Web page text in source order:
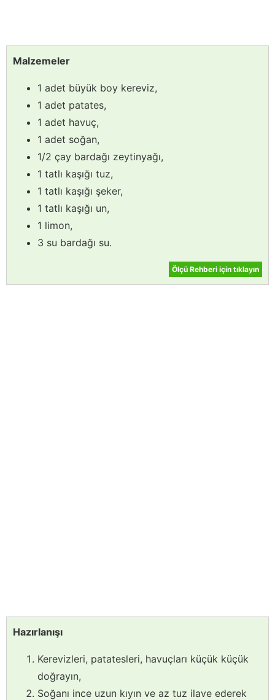
Malzemeler
1 adet büyük boy kereviz,
1 adet patates,
1 adet havuç,
1 adet soğan,
1/2 çay bardağı zeytinyağı,
1 tatlı kaşığı tuz,
1 tatlı kaşığı şeker,
1 tatlı kaşığı un,
1 limon,
3 su bardağı su.
Ölçü Rehberi için tıklayın
Hazırlanışı
Kerevizleri, patatesleri, havuçları küçük küçük
doğrayın,
Soğanı ince uzun kıyın ve az tuz ilave ederek